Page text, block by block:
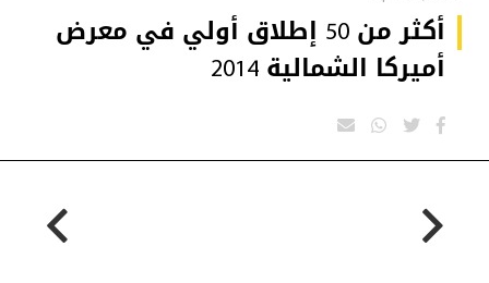
أكثر من 50 إطلاق أولي في معرض
أميركا الشمالية 2014